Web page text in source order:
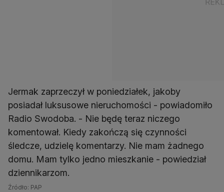
Jermak zaprzeczył w poniedziałek, jakoby
posiadał luksusowe nieruchomości - powiadomiło
Radio Swodoba. - Nie będę teraz niczego
komentował. Kiedy zakończą się czynności
śledcze, udzielę komentarzy. Nie mam żadnego
domu. Mam tylko jedno mieszkanie - powiedział
dziennikarzom.
Źródło: PAP